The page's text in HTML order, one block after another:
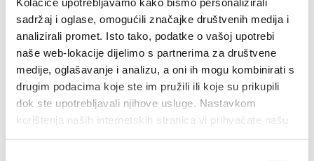
sadržaj i oglase, omogućili značajke društvenih medija i
analizirali promet. Isto tako, podatke o vašoj upotrebi
naše web-lokacije dijelimo s partnerima za društvene
medije, oglašavanje i analizu, a oni ih mogu kombinirati s
drugim podacima koje ste im pružili ili koje su prikupili
dok ste upotrebljavali njihove usluge. Nastavkom
korištenja naših internetskih stranica vi prihvaćate našu
Tourist office
Safe in Dalmatia
en
Villa Nika, Kamberovo šetalište 30
21216 Kaštel Stari, Hrvatska
Directions
+385 21 227 933
info@kastela-info.hr